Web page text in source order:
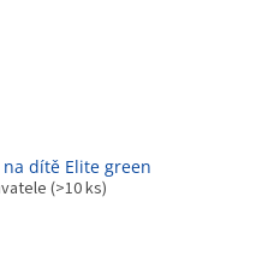
dítě Elite green
(>10 ks)